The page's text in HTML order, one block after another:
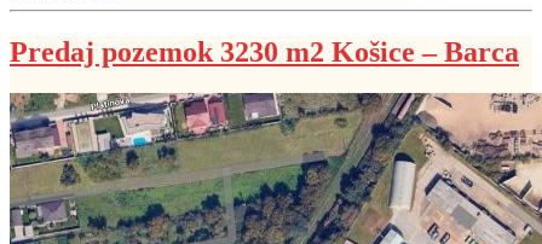
Predaj pozemok 3230 m2 Košice – Barca